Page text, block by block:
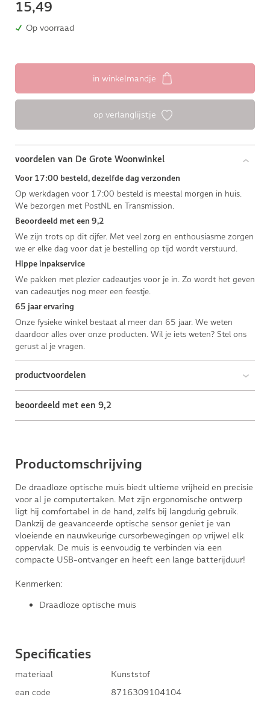
15,49
Op voorraad
in winkelmandje
op verlanglijstje
voordelen van De Grote Woonwinkel
Voor 17:00 besteld, dezelfde dag verzonden
Op werkdagen voor 17:00 besteld is meestal morgen in huis.
We bezorgen met PostNL en Transmission.
Beoordeeld met een 9,2
We zijn trots op dit cijfer. Met veel zorg en enthousiasme zorgen
we er elke dag voor dat je bestelling op tijd wordt verstuurd.
Hippe inpakservice
We pakken met plezier cadeautjes voor je in. Zo wordt het geven
van cadeautjes nog meer een feestje.
65 jaar ervaring
Onze fysieke winkel bestaat al meer dan 65 jaar. We weten
daardoor alles over onze producten. Wil je iets weten? Stel ons
gerust al je vragen.
productvoordelen
beoordeeld met een 9,2
Productomschrijving
De draadloze optische muis biedt ultieme vrijheid en precisie
voor al je computertaken. Met zijn ergonomische ontwerp
ligt hij comfortabel in de hand, zelfs bij langdurig gebruik.
Dankzij de geavanceerde optische sensor geniet je van
vloeiende en nauwkeurige cursorbewegingen op vrijwel elk
oppervlak. De muis is eenvoudig te verbinden via een
compacte USB-ontvanger en heeft een lange batterijduur!
Kenmerken:
Draadloze optische muis
Specificaties
materiaal
Kunststof
ean code
8716309104104